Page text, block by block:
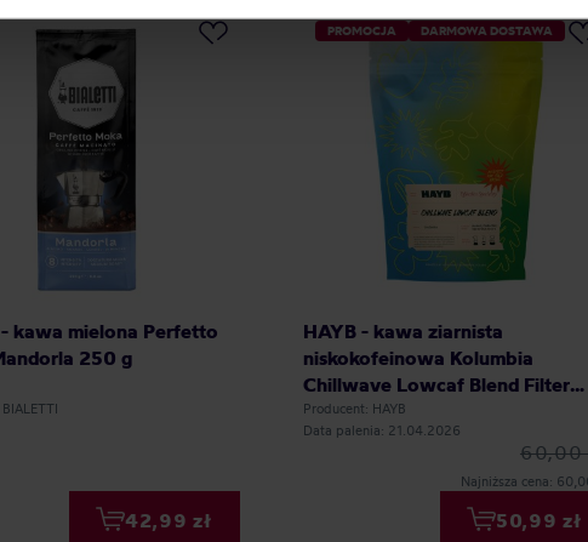
kawa mielona Perfetto
250 g
42,99 zł
PROMOCJA DARMOWA DOSTAWA
HAYB - kawa ziarnista
niskokofeinowa Kolumbia
Chillwave Lowcaf Blend Filter
250 g
Producent: HAYB
Data palenia: 21.04.2026
60,00
Najniższa cena:
50,99 zł